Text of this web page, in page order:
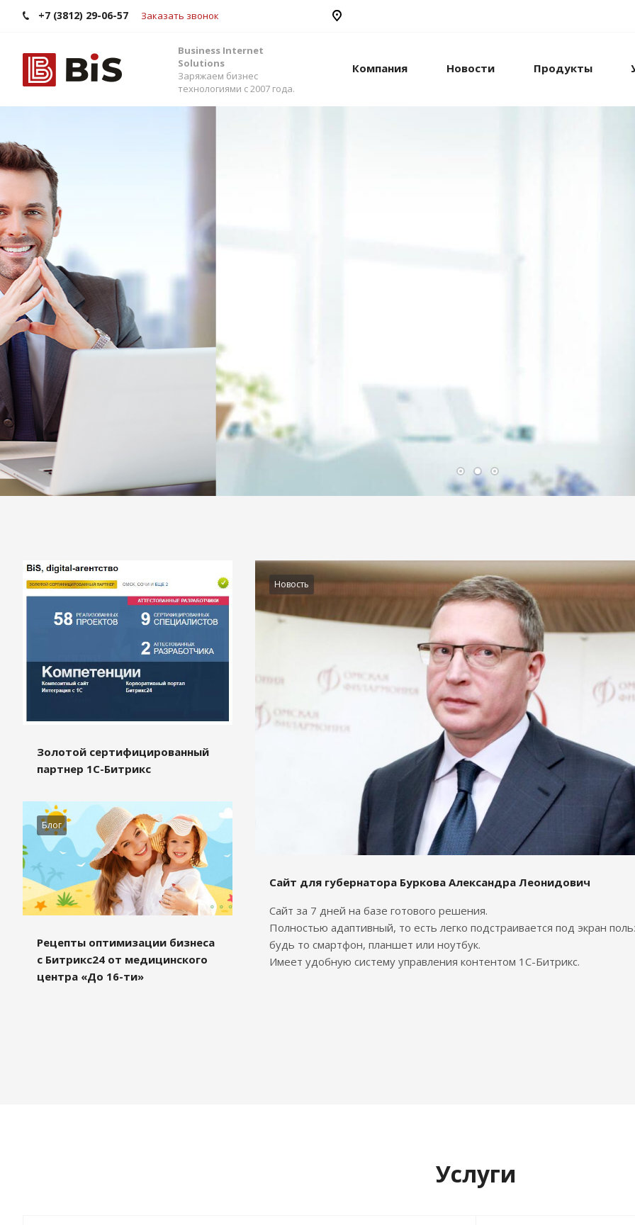
+7 (3812) 29-06-57 Заказать звонок
Business Internet
Solutions
Заряжаем бизнес
технологиями с 2007 года.
Компания Новости Продукты
Внедрение Битрикс24
Стройте работу в команде, управляйте продажами и компанией с
помощью одной из самых популярных CRM-систем.
Помогаем выбрать версию, настроить интеграцию с внешними
сервисами и автоматизировать бизнес-процессы.
Золотой сертифицированный
партнер 1С-Битрикс
Блог
Рецепты оптимизации бизнеса
с Битрикс24 от медицинского
центра «До 16-ти»
Новость
Сайт для губернатора Буркова Александра Леонидович
Сайт за 7 дней на базе готового решения.
Полностью адаптивный, то есть легко подстраивается под экран
будь то смартфон, планшет или ноутбук.
Имеет удобную систему управления контентом 1С-Битрикс.
Услуги